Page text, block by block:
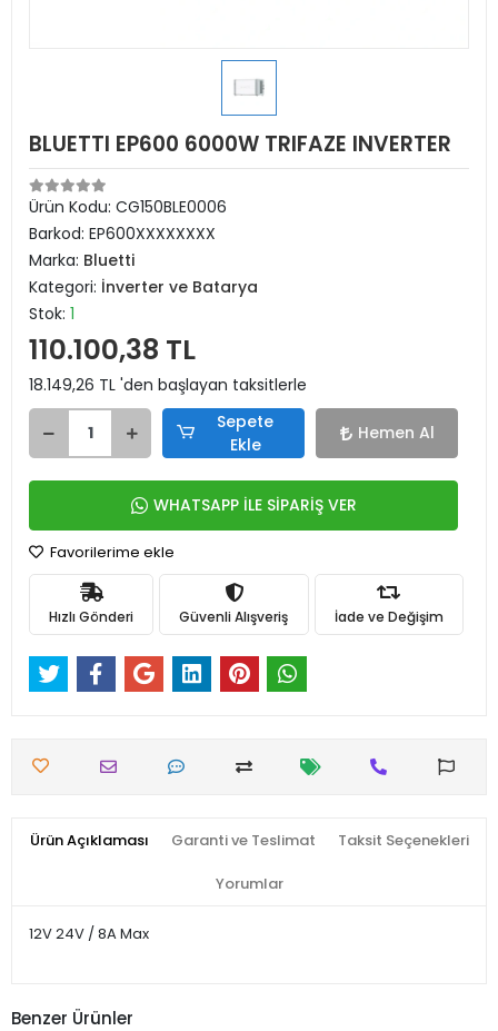
BLUETTI EP600 6000W TRIFAZE INVERTER
Ürün Kodu: CG150BLE0006
Barkod: EP600XXXXXXXX
Marka: Bluetti
Kategori: İnverter ve Batarya
Stok: 1
110.100,38 TL
18.149,26 TL 'den başlayan taksitlerle
Sepete
Ekle
Hemen Al
WHATSAPP İLE SİPARİŞ VER
Favorilerime ekle
Hızlı Gönderi Güvenli Alışveriş İade ve Değişim
Ürün Açıklaması Garanti ve Teslimat Taksit Seçenekleri
Yorumlar
12V 24V / 8A Max
Benzer Ürünler